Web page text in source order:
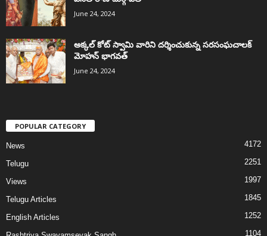
June 24, 2024
అక్కల్‌ కోట్‌ స్వామి వారిని దర్శించుకున్న సరసంఘచాలక్
మోహన్ భాగవత్
June 24, 2024
POPULAR CATEGORY
News 4172
Telugu 2251
Views 1997
Telugu Articles 1845
English Articles 1252
1104